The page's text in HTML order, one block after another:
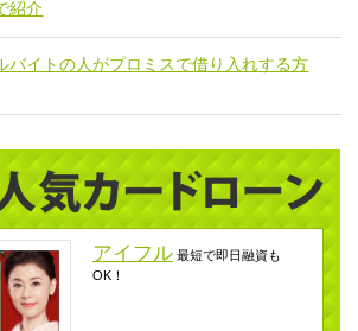
紹介
バイトの人がプロミスで借り入れする方
アイフル 最短で即日融資も
OK！